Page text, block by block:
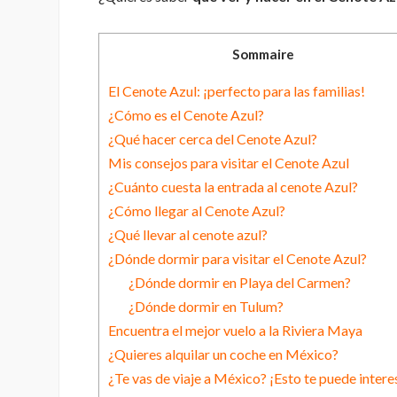
Sommaire
El Cenote Azul: ¡perfecto para las familias!
¿Cómo es el Cenote Azul?
¿Qué hacer cerca del Cenote Azul?
Mis consejos para visitar el Cenote Azul
¿Cuánto cuesta la entrada al cenote Azul?
¿Cómo llegar al Cenote Azul?
¿Qué llevar al cenote azul?
¿Dónde dormir para visitar el Cenote Azul?
¿Dónde dormir en Playa del Carmen?
¿Dónde dormir en Tulum?
Encuentra el mejor vuelo a la Riviera Maya
¿Quieres alquilar un coche en México?
¿Te vas de viaje a México? ¡Esto te puede